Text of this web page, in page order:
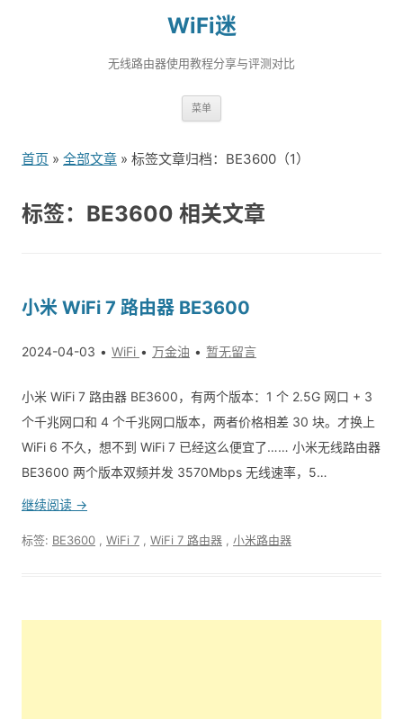
WiFi迷
无线路由器使用教程分享与评测对比
菜单
到
首页 » 全部文章 » 标签文章归档：BE3600（1）
标签：BE3600 相关文章
小米 WiFi 7 路由器 BE3600
2024-04-03 WiFi 万金油 暂无留言
小米 WiFi 7 路由器 BE3600，有两个版本：1 个 2.5G 网口 + 3
个千兆网口和 4 个千兆网口版本，两者价格相差 30 块。才换上
WiFi 6 不久，想不到 WiFi 7 已经这么便宜了…… 小米无线路由器
BE3600 两个版本双频并发 3570Mbps 无线速率，5…
继续阅读 →
标签: BE3600 WiFi 7 WiFi 7 路由器 小米路由器